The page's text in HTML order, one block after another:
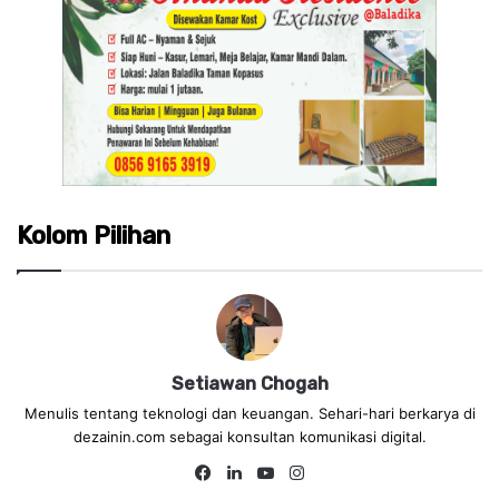
Kolom Pilihan
Setiawan Chogah
Menulis tentang teknologi dan keuangan. Sehari-hari berkarya di
dezainin.com sebagai konsultan komunikasi digital.
Fa
Lin
Yo